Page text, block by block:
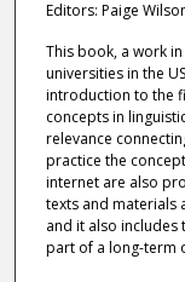
Editors: Paige
This book, a work
universities in the
introduction to the
concepts in
relevance
practice the
internet are also
texts and materials
and it also
part of a long-term